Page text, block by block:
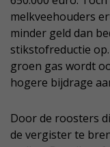
melkveehouders
minder geld dan
stikstofreductie
groen gas wordt
hogere bijdrage
Door de roosters
de vergister te